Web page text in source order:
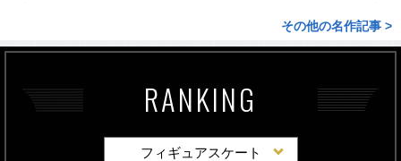
その他の名作記事 >
RANKING
フィギュアスケート